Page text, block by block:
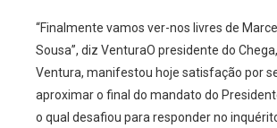
“Finalmente vamos ver-nos livres de
Sousa”, diz VenturaO presidente do
Ventura, manifestou hoje satisfação por
aproximar o final do mandato do
o qual desafiou para responder no